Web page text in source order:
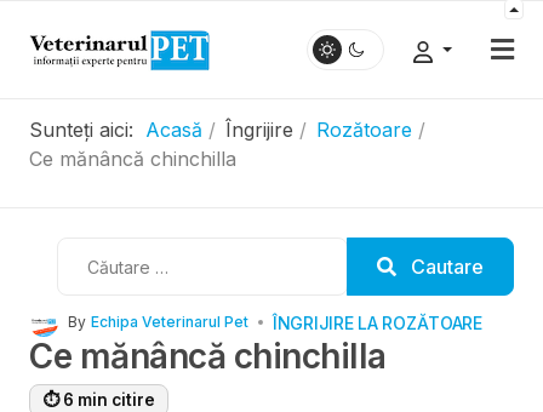
Sunteți aici: Acasă Îngrijire
Rozătoare
Ce mănâncă chinchilla
Cautare
By Echipa Veterinarul Pet ÎNGRIJIRE LA ROZĂTOARE
Ce mănâncă chinchilla
⏱ 6 min citire